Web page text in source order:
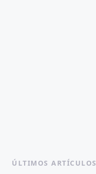
ÚLTIMOS ARTÍCULOS